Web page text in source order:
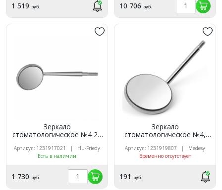
1 519 руб. 10 706 руб.
Зеркало
стоматологическое №4 22
одностороннее, 1шт
Артикул: 1231917021 | Hu-Friedy
Есть в наличии
1 730 руб.
Зеркало
стоматологическое №4,
Medesy (Италия)
Артикул: 1231919807 | Medesy
Временно отсутствует
191 руб.